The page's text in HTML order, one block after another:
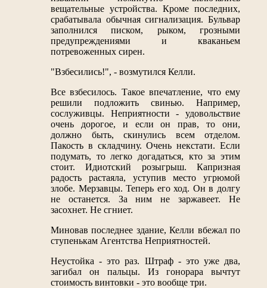
вещательные устройства. Кроме последних,
срабатывала обычная сигнализация. Бульвар
заполнился писком, рыком, грозными
предупреждениями и кваканьем
потревоженных сирен.
"Взбесились!", - возмутился Келли.
Все взбесилось. Такое впечатление, что ему
решили подложить свинью. Например,
сослуживцы. Неприятности - удовольствие
очень дорогое, и если он прав, то они,
должно быть, скинулись всем отделом.
Пакость в складчину. Очень некстати. Если
подумать, то легко догадаться, кто за этим
стоит. Идиотский розыгрыш. Капризная
радость растаяла, уступив место угрюмой
злобе. Мерзавцы. Теперь его ход. Он в долгу
не останется. За ним не заржавеет. Не
засохнет. Не сгниет.
Миновав последнее здание, Келли вбежал по
ступенькам Агентства Неприятностей.
Неустойка - это раз. Штраф - это уже два,
загибал он пальцы. Из гонорара вычтут
стоимость винтовки - это вообще три.